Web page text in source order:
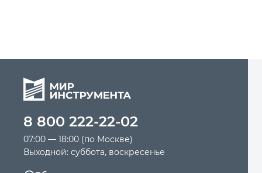
8 800 222-22-02
07:00 — 18:00 (по Москве)
Выходной: суббота, воскресенье